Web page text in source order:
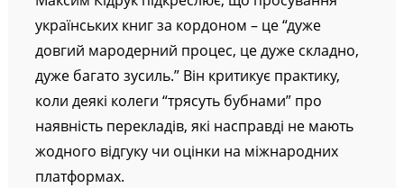
українських книг за кордоном – це “дуже
довгий мародерний процес, це дуже складно,
дуже багато зусиль.” Він критикує практику,
коли деякі колеги “трясуть бубнами” про
наявність перекладів, які насправді не мають
жодного відгуку чи оцінки на міжнародних
платформах.